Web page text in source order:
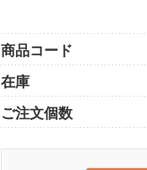
商品コード
在庫
ご注文個数